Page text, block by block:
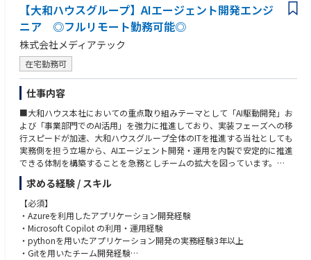
■ 事業成長と新たな価値提供の推進
製造業・ライフサイエンス・社会インフラをはじめとする顧客ドメインの
理解を深めながら、営業・コンサルタントと連携し最適なソリューション
戦略を立案・推進します。
■ 組織マネジメント・人材育成
社長・経営陣と方針をすり合わせながら、組織運営、人材育成、評価を通
じて組織力の向上を推進します。
・技術者・営業・経営層など異なる立場のメンバーと対等に議論し、意思
決定を下せる方
・メンバーの成長を自分ごととして捉え、育成・評価に前向きに取り組め
る方
・自分の業務領域にとらわれず、事業全体の成功にコミットできる方
【歓迎スキル】
・AI・機械学習領域における大規模プロジェクトのマネジメント経験
・画像AIを活用したソリューション開発・導入経験
・製造業・ライフサイエンス・社会インフラいずれかの業界知識、または
当該業界での業務経験
・事業計画策定や組織立ち上げ、組織改革の経験
・顧客課題に対するコンサルティングや提案活動の経験
【大和ハウスグループ】AIエージェント開発エンジ
ニア ◎フルリモート勤務可能◎
株式会社メディアテック
在宅勤務可
仕事内容
■大和ハウス本社においての重点取り組みテーマとして「AI駆動開発」お
よび「事業部門でのAI活用」を強力に推進しており、実装フェーズへの移
行スピードが加速、大和ハウスグループ全体のITを推進する当社としても
実務側を担う立場から、AIエージェント開発・運用を内製で安定的に推進
できる体制を構築することを急務としチームの拡大を図っています。
なお、フルリモート勤務可能なので、勤務地は北海道から沖縄まで、日本
全国どこからでも働いていただけます。
入社日以外の出社は年１～４回程度なので、入社後の勤務地は国内であれ
ば問いません。
また、働く時間に制限もなく、月160時間の勤務で、午前５時～２２時ま
での間であれば、自由な時間に働いていただけます。業務を途中で中断し
たり、働く時間を調整できるので、家事、育児、介護などとの両立も可能
求める経験 / スキル
【必須】
・Azureを利用したアプリケーション開発経験
・Microsoft Copilot の利用・運用経験
・pythonを用いたアプリケーション開発の実務経験3年以上
・Gitを用いたチーム開発経験